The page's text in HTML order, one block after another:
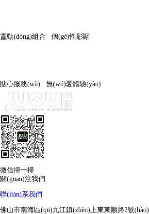
靈動(dòng)組合 個(gè)性彰顯
貼心服務(wù) 無(wú)憂體驗(yàn)
微信掃一掃
關(guān)注我們
聯(lián)系我們
佛山市南海區(qū)九江鎮(zhèn)上東東順路2號(hào)